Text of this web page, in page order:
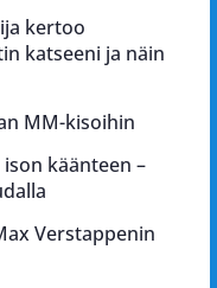
kertoo
katseeni ja näin
MM-kisoihin
käänteen –
Verstappenin